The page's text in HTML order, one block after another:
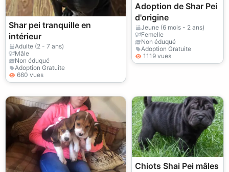
Shar pei tranquille en
intérieur
Adulte (2 - 7 ans)
Mâle
Non éduqué
Adoption Gratuite
660 vues
Adoption de Shar Pei
d'origine
Jeune (6 mois - 2 ans)
Femelle
Non éduqué
Adoption Gratuite
1119 vues
Chiots Shai Pei mâles